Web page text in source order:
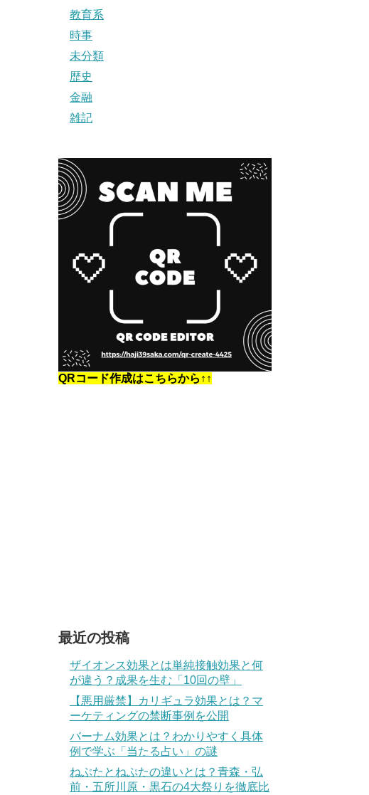
教育系
時事
未分類
歴史
金融
雑記
QRコード作成はこちらから↑↑
最近の投稿
ザイオンス効果とは単純接触効果と何
が違う？成果を生む「10回の壁」
【悪用厳禁】カリギュラ効果とは？マ
ーケティングの禁断事例を公開
バーナム効果とは？わかりやすく具体
例で学ぶ「当たる占い」の謎
ねぶたとねぷたの違いとは？青森・弘
前・五所川原・黒石の4大祭りを徹底比